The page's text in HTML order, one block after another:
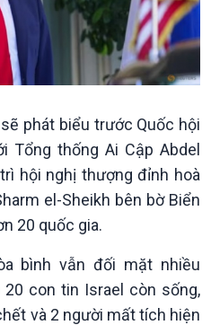
Nông nghiệp & Biển đảo
Tin Nông nghiệp & Biển
đảo
Mùa vàng
Biển đảo Việt Nam
đảo
Tìm hiểu biển, đảo Việt
Nam
phát biểu trước Quốc hội
Tổng thống Ai Cập Abdel
hội nghị thượng đỉnh hoà
el-Sheikh bên bờ Biển
20 quốc gia.
bình vẫn đối mặt nhiều
con tin Israel còn sống,
và 2 người mất tích hiện